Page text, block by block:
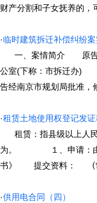
财产分割和子女抚养的，
·临时建筑拆迁补偿纠纷
一、案情简介 原告
公室(下称：市拆迁办)
告经南京市规划局批准，
·租赁土地使用权登记发
租赁：指县级以上人民
为。 １、申请：由租
书》 提交资料： ⑴土
·供用电合同（四）